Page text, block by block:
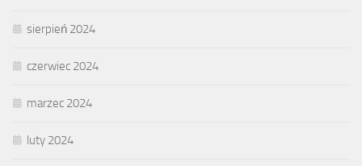
sierpień 2024
czerwiec 2024
marzec 2024
luty 2024